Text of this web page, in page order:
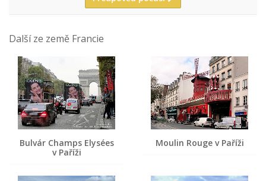
Další ze země Francie
Bulvár Champs Elysées
v Paříži
Moulin Rouge v Paříži